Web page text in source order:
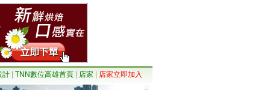
計 TNN數位高雄首頁 店家 店家立即加入